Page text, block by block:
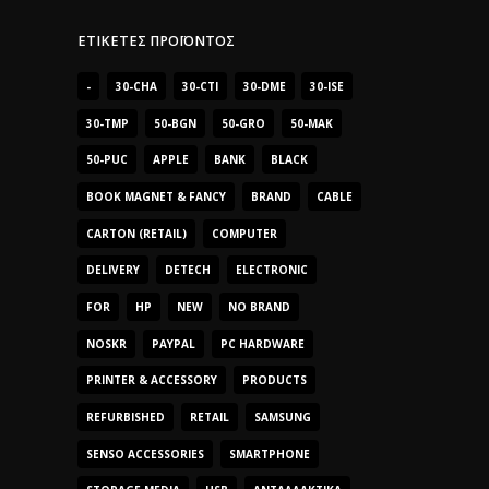
ΕΤΙΚΈΤΕΣ ΠΡΟΪΌΝΤΟΣ
- 30-CHA 30-CTI 30-DME 30-ISE
30-TMP 50-BGN 50-GRO 50-MAK
50-PUC APPLE BANK BLACK
BOOK MAGNET & FANCY BRAND CABLE
CARTON (RETAIL) COMPUTER
DELIVERY DETECH ELECTRONIC
FOR HP NEW NO BRAND
NOSKR PAYPAL PC HARDWARE
PRINTER & ACCESSORY PRODUCTS
REFURBISHED RETAIL SAMSUNG
SENSO ACCESSORIES SMARTPHONE